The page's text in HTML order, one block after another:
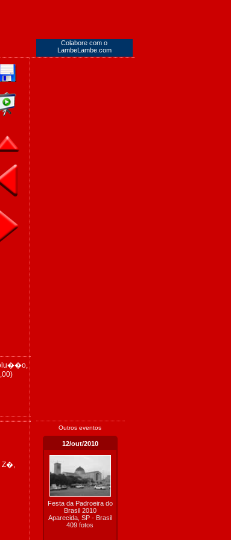
Colabore com o
LambeLambe.com
Z�,
Outros eventos
12/out/2010
Festa da Padroeira do
Brasil 2010
Aparecida, SP - Brasil
409 fotos